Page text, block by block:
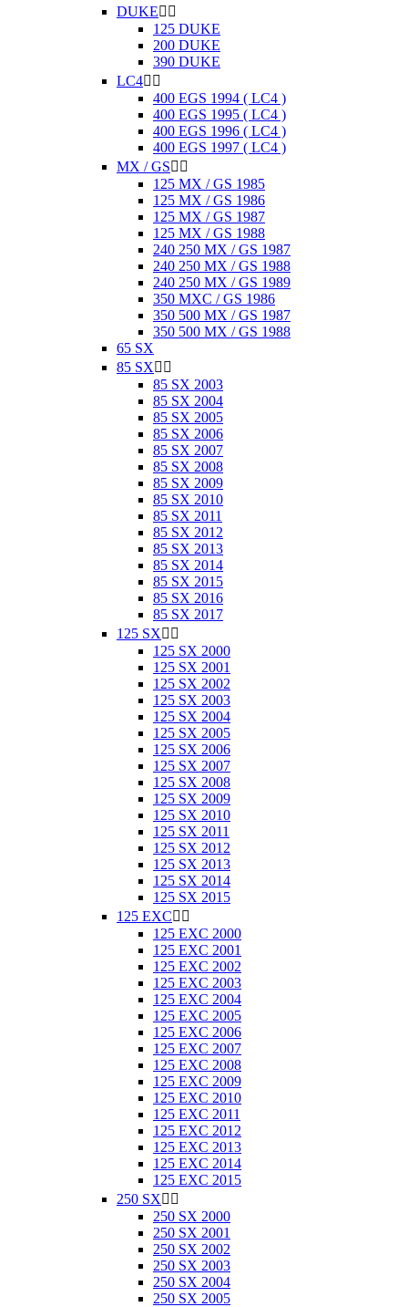
DUKE 
125 DUKE
200 DUKE
390 DUKE
LC4 
400 EGS 1994 ( LC4 )
400 EGS 1995 ( LC4 )
400 EGS 1996 ( LC4 )
400 EGS 1997 ( LC4 )
MX / GS 
125 MX / GS 1985
125 MX / GS 1986
125 MX / GS 1987
125 MX / GS 1988
240 250 MX / GS 1987
240 250 MX / GS 1988
240 250 MX / GS 1989
350 MXC / GS 1986
350 500 MX / GS 1987
350 500 MX / GS 1988
65 SX
85 SX 
85 SX 2003
85 SX 2004
85 SX 2005
85 SX 2006
85 SX 2007
85 SX 2008
85 SX 2009
85 SX 2010
85 SX 2011
85 SX 2012
85 SX 2013
85 SX 2014
85 SX 2015
85 SX 2016
85 SX 2017
125 SX 
125 SX 2000
125 SX 2001
125 SX 2002
125 SX 2003
125 SX 2004
125 SX 2005
125 SX 2006
125 SX 2007
125 SX 2008
125 SX 2009
125 SX 2010
125 SX 2011
125 SX 2012
125 SX 2013
125 SX 2014
125 SX 2015
125 EXC 
125 EXC 2000
125 EXC 2001
125 EXC 2002
125 EXC 2003
125 EXC 2004
125 EXC 2005
125 EXC 2006
125 EXC 2007
125 EXC 2008
125 EXC 2009
125 EXC 2010
125 EXC 2011
125 EXC 2012
125 EXC 2013
125 EXC 2014
125 EXC 2015
250 SX 
250 SX 2000
250 SX 2001
250 SX 2002
250 SX 2003
250 SX 2004
250 SX 2005